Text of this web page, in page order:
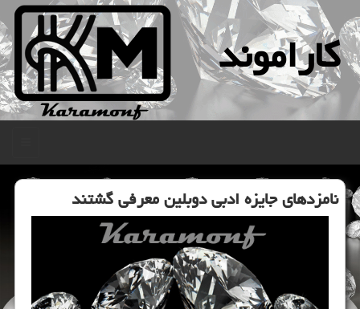
كاراموند
نامزدهای جایزه ادبی دوبلین معرفی گشتند